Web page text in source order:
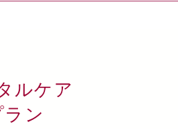
ルケア
ラン